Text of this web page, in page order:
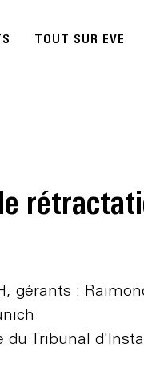
TOUT SUR EVE
gérants :
Tribunal